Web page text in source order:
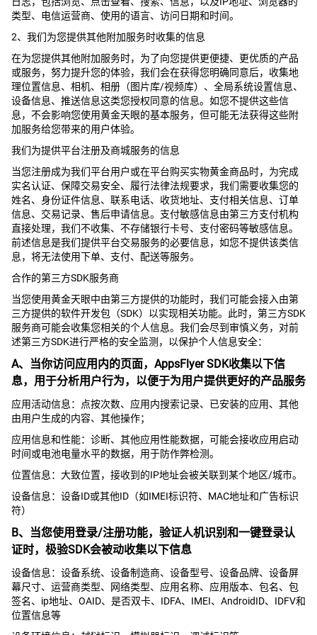
类型、电信运营商、使用的语言、访问日期和时间。
2、我们为您提供其他附加服务时收集的信息
在为您提供其他附加服务时，为了向您提供更便捷、更优质的产品
或服务，努力提升您的体验，我们会在获得您明确同意后，收集地
理位置信息、相机、相册（图片库/视频库）、全局系统设置信息、
设备信息、推送信息这类您授权同意的信息。如您不提供这些信
息，不会影响您使用黄金天眼的基本服务，但可能无法获得这些附
加服务给您带来的用户体验。
我们为提供平台注册及商城服务的信息
当您注册成为我们平台用户或在平台购买实物黄金商品时，为完成
实名认证、保障交易安全、履行法律法规要求，我们需要收集您的
姓名、身份证件信息、联系电话、收货地址、支付相关信息、订单
信息、交易记录、售后申请信息。支付敏感信息由第三方支付机构
直接处理，我们不收集、不存储银行卡号、支付密码等敏感信息。
前述信息是我们提供平台交易服务的必要信息，如您不提供该类信
息，将无法使用下单、支付、配送等服务。
合作的第三方SDK服务商
当您使用黄金天眼中由第三方提供的功能时，我们可能会接入由第
三方提供的软件开发包（SDK）以实现相关功能。此时，第三方SDK
服务商可能会收集您相关的个人信息。我们会尽到审慎义务，对前
述第三方SDK进行严格的安全监测，以保护个人信息安全：
A、当你访问应用内的页面，AppsFlyer SDK收集以下信
息，用于分析用户行为，以便于为用户提供更好的产品服务
应用活动信息：点按次数、应用内搜索记录、已安装的应用、其他
由用户生成的内容、其他操作；
应用信息和性能：诊断、其他应用性能数据，可能会接收应用启动
时间或电池电量水平的数据，用于防作弊检测。
位置信息：大致位置，接收到的IP地址会被关联到某个地区/城市。
设备信息：设备ID或其他ID（如IMEI标识符、MAC地址和广告标识
符）
B、当您使用登录/注册功能，验证人机识别和一键登录认
证时，极验SDK会被动收集以下信息
设备信息：设备系统、设备制造商、设备型号、设备品牌、设备屏
幕尺寸、运营商类型、网络类型、应用名称、应用版本、包名、包
签名、ip地址、OAID、是否双卡、IDFA、IMEI、AndroidID、IDFV和
位置信息等